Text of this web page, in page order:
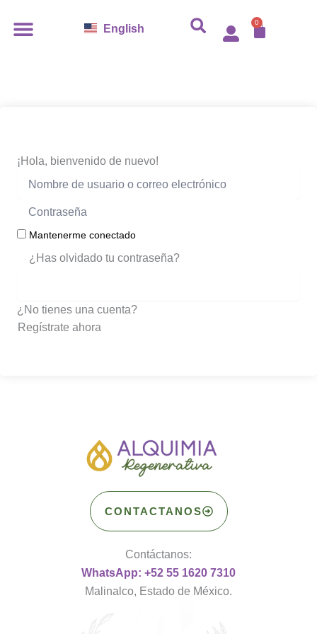
English 0
Carro
¡Hola, bienvenido de nuevo!
Mantenerme conectado
¿Has olvidado tu contraseña?
¿No tienes una cuenta?
Regístrate ahora
CONTACTANOS
Contáctanos:
WhatsApp: +52 55 1620 7310
Malinalco, Estado de México.